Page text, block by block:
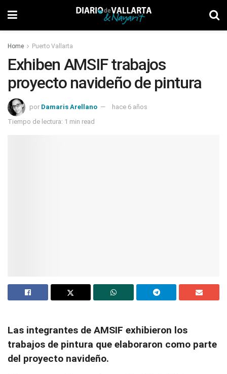
Home Puerto Vallarta
Exhiben AMSIF trabajos
proyecto navideño de pintura
por Damaris Arellano
hace 6 años
Tiempo de lectura: 1 min read
Las integrantes de AMSIF exhibieron los
trabajos de pintura que elaboraron como parte
del proyecto navideño.